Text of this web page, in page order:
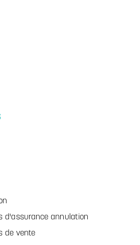
d'assurance annulation
de vente